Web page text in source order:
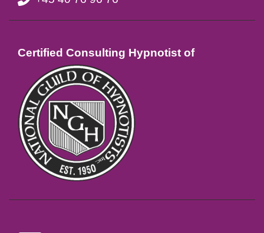
Certified Consulting Hypnotist of